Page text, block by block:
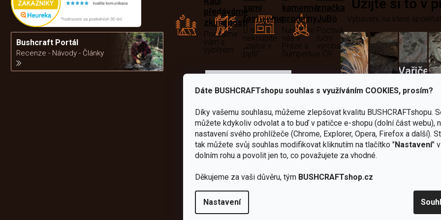
Dáte BUSHCRAFTshopu souhlas s využíváním COOKIES, prosím?
Díky vašemu souhlasu, můžeme zlepšovat kvalitu BUSHCRAFTshopu.
můžete kdykoliv odvolat a to buď v patičce e-shopu (dolní část webu),
nastavení svého prohlížeče (Chrome, Explorer, Opera, Firefox a další).
tak můžete svůj souhlas modifikovat kliknutím na tlačítko "Nastavení"
dolním rohu a povolit jen to, co považujete za vhodné.
Děkujeme za vaši důvěru, tým BUSHCRAFTshop.cz
Nastavení
Bushcraft Portál
Recenze - Návody - Články
předáváme
zkušenosti
Poradíme
vám s
výběrem
sami
testujeme
U nás
nekoupíte
„zajíce v
pytli“
kamenné
prodejny
Navštivte
nás v
Praze a
Šumperku
značka
JuBö
Poctivá
ruční
výroba
v ČR
Užijte si to v
Vybavení, na které
Vařiče
a
kabáty